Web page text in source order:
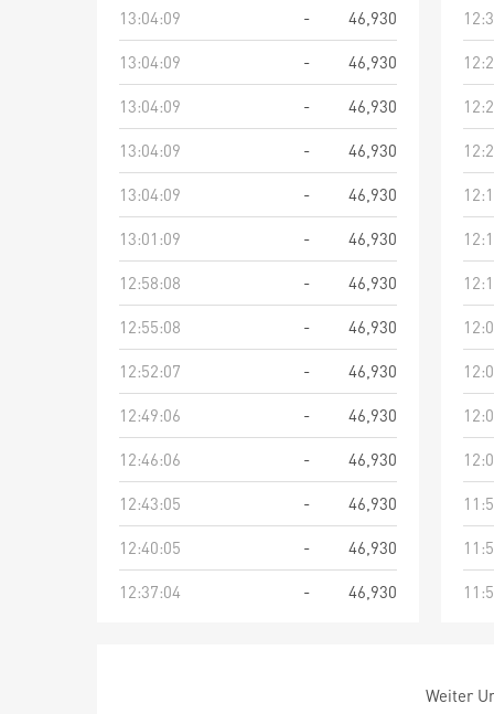
13:04:09
-
46,930
13:04:09
-
46,930
13:04:09
-
46,930
13:04:09
-
46,930
13:04:09
-
46,930
13:01:09
-
46,930
12:58:08
-
46,930
12:55:08
-
46,930
12:52:07
-
46,930
12:49:06
-
46,930
12:46:06
-
46,930
12:43:05
-
46,930
12:40:05
-
46,930
12:37:04
- 46,930
Weiter